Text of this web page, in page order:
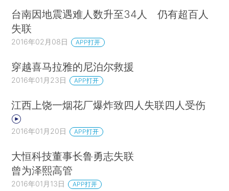
台南因地震遇难人数升至34人 仍有超百人
失联
2016年02月08日 APP打开
穿越喜马拉雅的尼泊尔救援
2016年01月23日 APP打开
江西上饶一烟花厂爆炸致四人失联四人受伤
2016年01月20日 APP打开
大恒科技董事长鲁勇志失联
曾为泽熙高管
2016年01月13日 APP打开